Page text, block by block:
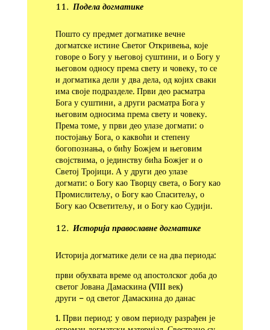
Подела догматике
Пошто су предмет догматике вечне
догматске истине Светог Откривења, које
говоре о Богу у његовој суштини, и о Богу у
његовом односу према свету и човеку, то се
и до­гматика дели у два дела, од којих сваки
има своје подразде­ле. Први део расматра
Бога у суштини, а други расматра Бога у
његовим односима према свету и човеку.
Према то­ме, у први део улазе догмати: о
постојању Бога, о каквоћи и степену
богопознања, о бићу Божјем и његовим
својствима, о јединству бића Божјег и о
Светој Тројици. А у други део улазе
догмати: о Богу као Творцу света, о Богу као
Промислитељу, о Богу као Спаситељу, о
Богу као Осветитељу, и о Богу као Судији.
Историја православне догматике
Историја догматике дели се на два периода:
први обухвата време од апостолског доба до
светог Јована Дамаскина (VIII век)
други – од светог Дамаскина до данас
1. Први период: у овом периоду разрађен је